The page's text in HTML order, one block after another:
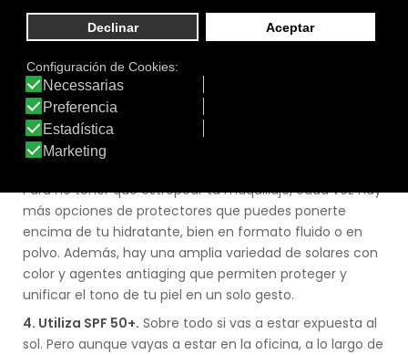
3. Repite el paso tantas veces como sea necesario.
No es suficiente aplicar fotoproteción una vez al día ya
Para no tener que estropear tu maquillaje, cada vez hay
más opciones de protectores que puedes ponerte
encima de tu hidratante, bien en formato fluido o en
polvo. Además, hay una amplia variedad de solares con
color y agentes antiaging que permiten proteger y
unificar el tono de tu piel en un solo gesto.
4. Utiliza SPF 50+. Sobre todo si vas a estar expuesta al
sol. Pero aunque vayas a estar en la oficina, a lo largo de